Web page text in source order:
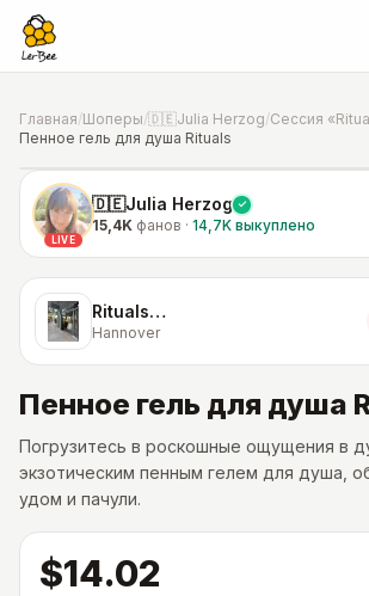
Главная/Шоперы/🇩🇪Julia Herzog/Сессия
Пенное гель для душа Rituals
📍Фото от шопера·Hannover
LIVE
🇩🇪Julia Herzog
15,4K фанов · 14,7K выкуплено
Rituals…
Hannover
Пенное гель для душа
Погрузитесь в роскошные ощущения в
экзотическим пенным гелем для душа,
удом и пачули.
$14.02